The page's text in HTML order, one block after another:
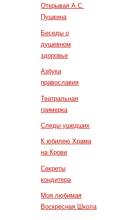
Открывая А.С.
Пушкина
Беседы о
душевном
здоровье
Азбука
православия
Театральная
гримерка
Следы ушедших
К юбилею Храма
на Крови
Секреты
кондитера
Моя любимая
Воскресная Школа